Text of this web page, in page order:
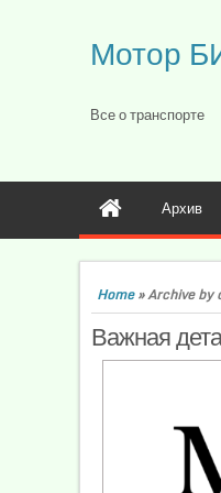
Мотор
Все о транспорте
Архив
Home»Archive
Важная